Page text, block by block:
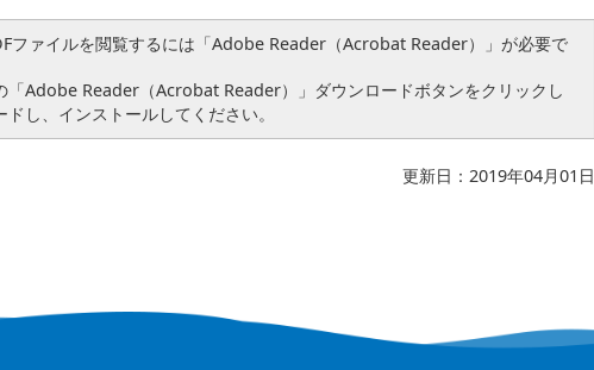
ファイルを閲覧するには「Adobe Reader（Acrobat Reader）」が必要で
「Adobe Reader（Acrobat Reader）」ダウンロードボタンをクリックし
し、インストールしてください。
更新日：2019年04月01日